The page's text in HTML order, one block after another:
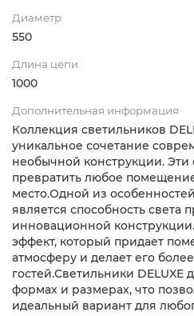
Диаметр
550
Длина цепи
1000
Дополнительная информация
Коллекция светильников
уникальное сочетание
необычной конструкции. Эти
превратить любое
место.Одной из
является способность света
инновационной
эффект, который придает
атмосферу и делает его
гостей.Светильники DELUXE
формах и размерах, что
идеальный вариант для